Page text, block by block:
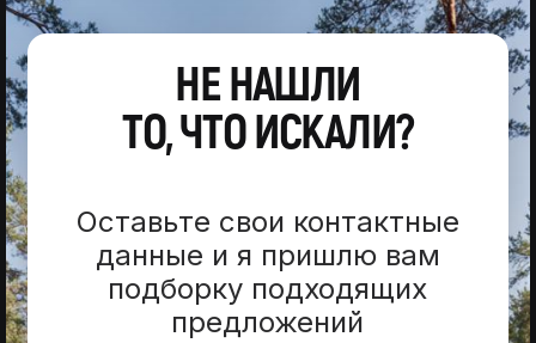
НЕ НАШЛИ
ТО, ЧТО ИСКАЛИ?
Оставьте свои контактные
данные и я пришлю вам
подборку подходящих
предложений